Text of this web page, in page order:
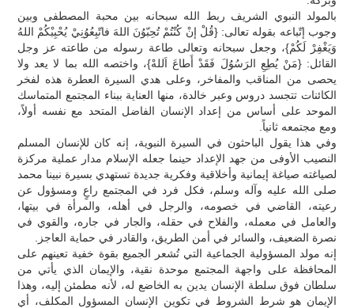
بالمولد النبوي الشريف ربط الله سبحانه بين محبة المصطفى وبين
وجوب إتّباعه بقوله تعالى: {قُلْ إنْ كُنْتُمْ تُحِبّوُنَ اللهَ فاتّبِعُوُنِيْ يُحْبِبْكُمْ اللهُ
وَيَغْفِرْ لَكُمْ}، وجعل سبحانه وتعالى طاعة رسوله من طاعته عز وجل
القائل: {مَنْ يُطِعِ الرَسُوُلَ فَقَدْ أَطاعَ اَللهْ}، واختصه الله بما لا يعد ولا
يحصى من المناقب والمفاخر، وعلى هدي السيرة العطرة هذه لفخر
الكائنات تتجسد دروس وعبر خالدة، منها العناية ببناء المجتمع المتماسك
الموحد على أساس من إعداد الإنسان الفاضل المتحد مع نفسه أولاً،
ومع مجتمعه ثانياً.
وفي هذا يقول الباحثون في السيرة النبوية، إنه كان للإنسان المسلم
النصيب الأوفى من جهد الإعداد حينما جعله الإسلام مدار عملية مركزة
لصياغته صياغة إيمانية وأخلاقية وفكرية جديدة تستهدي بسيرة نبينا محمد
صلى الله عليه وآله وسلم، فكل فرد في المجتمع راعٍ ومسؤول عن
رعيته، القاضي في خصومه، والرجل في أهله، والمرأة في بيتها،
والعامل في معمله، والفلاح في حقله، والجار في جاره، والقوي في
نصرة الضعيف، والسائر في أمن الطريق، والقادر في حماية العاجز.
إنه مولد المسؤولية الجماعية التي تُشعر الجميع بقوة خفية تعينهم على
المحافظة على واجهة المجتمع موحدة نقية، والإيمان الذي يأتي من
سلطان فوق سلطة الإنسان يدين به الخاضع له، لأنه مطمئن إليه، وهذا
الإيمان هو شرط الشروط في تكوين الإنسان المسؤول المكلف، أي